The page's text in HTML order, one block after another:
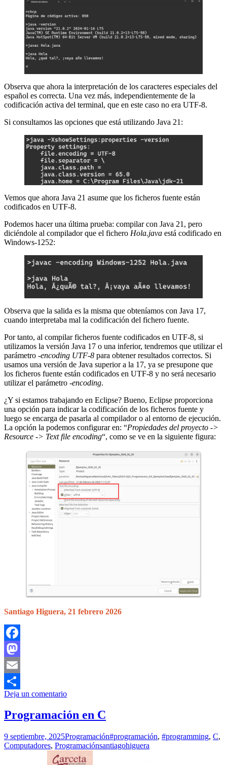
Observa que ahora la interpretación de los caracteres especiales del
español es correcta. Una vez más, independientemente de la
codificación activa del terminal, que en este caso no era UTF-8.
Si consultamos las opciones que está utilizando Java 21:
Vemos que ahora Java 21 asume que los ficheros fuente están
codificados en UTF-8.
Podemos hacer una última prueba: compilar con Java 21, pero
diciéndole al compilador que el fichero Hola.java está codificado en
Windows-1252:
Observa que la salida es la misma que obteníamos con Java 17,
cuando interpretaba mal la codificación del fichero fuente.
Por tanto, al compilar ficheros fuente codificados en UTF-8, si
utilizamos la versión Java 17 o una inferior, tendremos que utilizar el
parámetro -encoding UTF-8 para obtener resultados correctos. Si
usamos una versión de Java superior a la 17, ya se presupone que
los ficheros fuente están codificados en UTF-8 y no será necesario
utilizar el parámetro -encoding.
¿Y si estamos trabajando en Eclipse? Bueno, Eclipse proporciona
una opción para indicar la codificación de los ficheros fuente y
luego se encarga de pasarla al compilador o al entorno de ejecución.
La opción la podemos configurar en: “Propiedades del proyecto ->
Resource -> Text file encoding“, como se ve en la siguiente figura:
Santiago Higuera, 21 febrero 2026
Facebook
Mastodon
Email
Compartir
Deja un comentario
Programación en C
9 septiembre, 2025Programación#programación, #programming, C,
Computadores, Programaciónsantiagohiguera